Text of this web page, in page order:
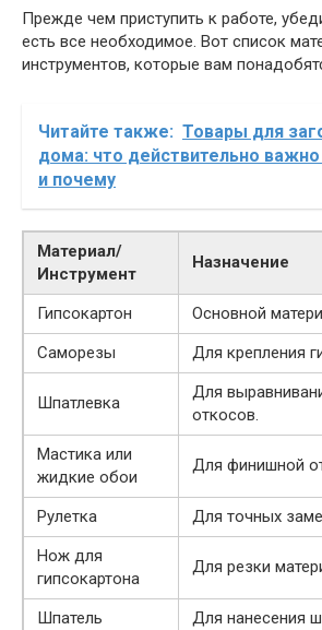
Прежде чем приступить к работе,
есть все необходимое. Вот список
инструментов, которые вам
Читайте также: Товары для
дома: что действительно
и почему
Материал/
Инструмент
Назначение
Гипсокартон
Основной
Саморезы
Для крепления
Шпатлевка
Для
откосов.
Мастика или
жидкие обои
Для финишной
Рулетка
Для точных
Нож для
гипсокартона
Для резки
Шпатель Для нанесения